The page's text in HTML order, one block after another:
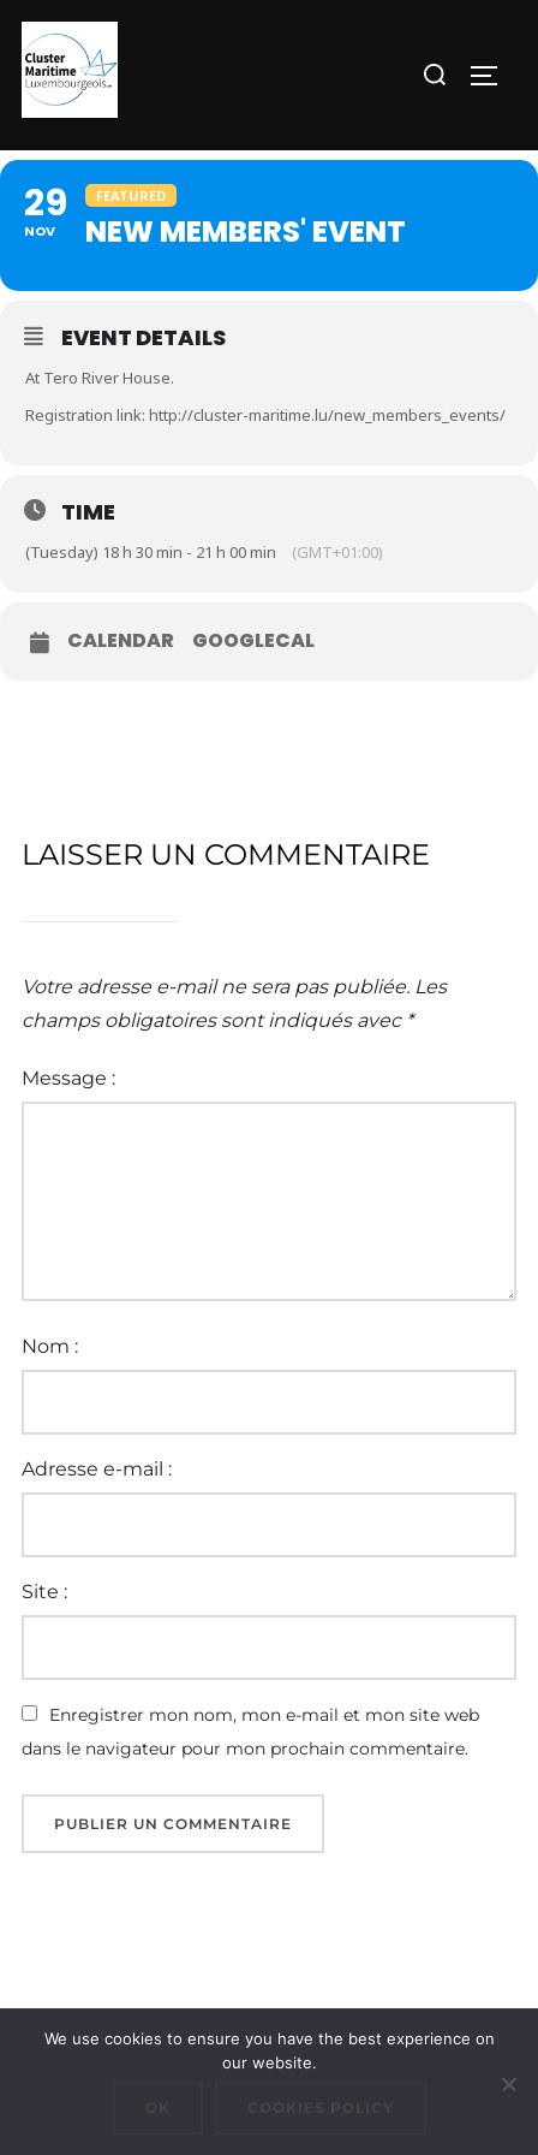
contenu
Rechercher :
29
NOV
FEATURED
NEW MEMBERS' EVENT
EVENT DETAILS
At Tero River House.
Registration link: http://cluster-maritime.lu/new_members_events/
TIME
(Tuesday) 18 h 30 min - 21 h 00 min (GMT+01:00)
CALENDAR GOOGLECAL
LAISSER UN COMMENTAIRE
Votre adresse e-mail ne sera pas publiée. Les
champs obligatoires sont indiqués avec *
Message :
Nom :
Adresse e-mail :
Site :
Enregistrer mon nom, mon e-mail et mon site web
dans le navigateur pour mon prochain commentaire.
Copyright © 2026 Cluster Maritime Luxembourgeois
We use cookies to ensure you have the best experience on
our website.